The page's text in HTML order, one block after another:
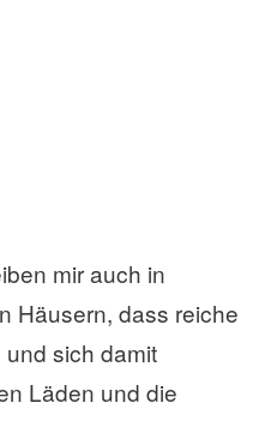
mir auch in
Häusern, dass reiche
sich damit
Läden und die